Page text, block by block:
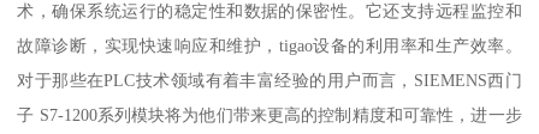
术，确保系统运行的稳定性和数据的保密性。它还支持远程监控和
故障诊断，实现快速响应和维护，tigao设备的利用率和生产效率。
对于那些在PLC技术领域有着丰富经验的用户而言，SIEMENS西门
子 S7-1200系列模块将为他们带来更高的控制精度和可靠性，进一步